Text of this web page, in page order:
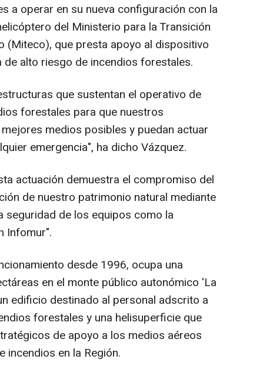
a operar en su nueva configuración con la
del Ministerio para la Transición
(Miteco), que presta apoyo al dispositivo
alto riesgo de incendios forestales.
que sustentan el operativo de
forestales para que nuestros
medios posibles y puedan actuar
emergencia", ha dicho Vázquez.
actuación demuestra el compromiso del
de nuestro patrimonio natural mediante
seguridad de los equipos como la
Infomur".
desde 1996, ocupa una
en el monte público autonómico 'La
edificio destinado al personal adscrito a
forestales y una helisuperficie que
de apoyo a los medios aéreos
incendios en la Región.